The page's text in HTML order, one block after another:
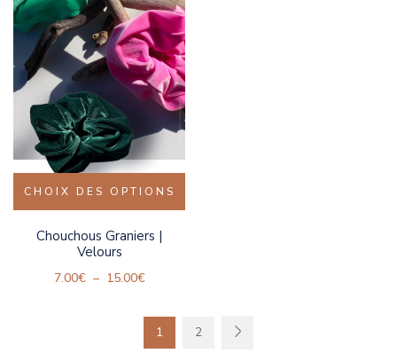
CHOIX DES OPTIONS
Chouchous Graniers |
Velours
7.00€ – 15.00€
1 2